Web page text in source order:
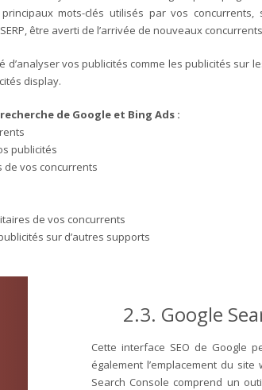
mots-clés utilisés par vos
être averti de l’arrivée de nouveaux
d’analyser vos publicités comme les publicités sur
display.
de Google et Bing Ads :
publicités
de vos concurrents
de vos concurrents
sur d’autres supports
2.3. Google
Cette interface SEO de Google
également l’emplacement du
Search Console comprend un